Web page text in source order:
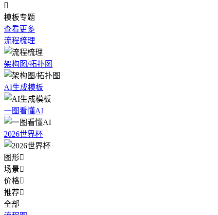

模板专题
查看更多
流程梳理
架构图/拓扑图
AI生成模板
一图看懂AI
2026世界杯
图形
场景
价格
推荐
全部